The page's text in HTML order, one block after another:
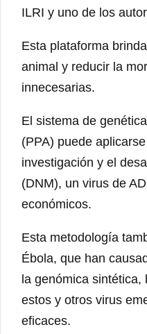
ILRI y uno de los
Esta plataforma
animal y reducir la
innecesarias.
El sistema de
(PPA) puede
investigación y el
(DNM), un virus de
económicos.
Esta metodología
Ébola, que han
la genómica
estos y otros virus
eficaces.